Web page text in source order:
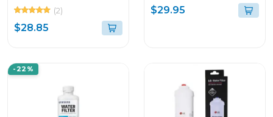
supresor de alta
capacidad pebas-
b230/21j
(2)
$28.85
con supresor de picos
parphd
$29.95
-22%